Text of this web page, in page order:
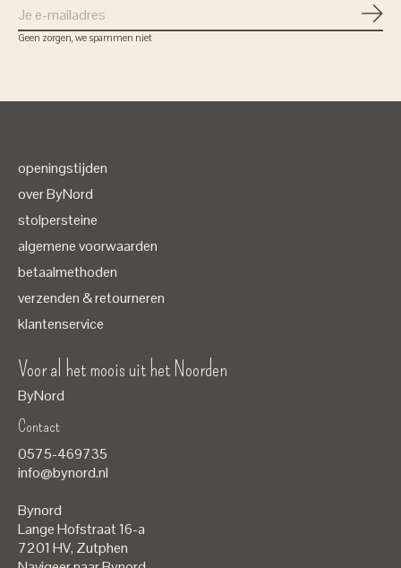
Geen zorgen, we spammen niet
openingstijden
over ByNord
stolpersteine
algemene voorwaarden
betaalmethoden
verzenden & retourneren
klantenservice
Voor al het moois uit het Noorden
ByNord
Contact
0575-469735
info@bynord.nl
Bynord
Lange Hofstraat 16-a
7201 HV, Zutphen